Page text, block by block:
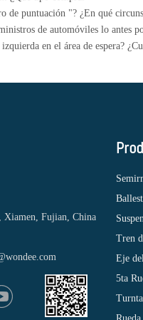
de automóviles lo antes
Xiamen, Fujian, China
Tren
Eje
5ta